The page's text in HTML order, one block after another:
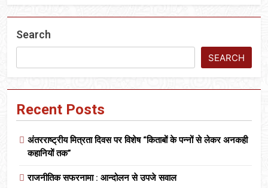
Search
SEARCH
Recent Posts
अंतरराष्ट्रीय मित्रता दिवस पर विशेष “किताबों के पन्नों से लेकर अनकही
कहानियों तक”
राजनीतिक सफरनामा : आन्दोलन से उपजे सवाल